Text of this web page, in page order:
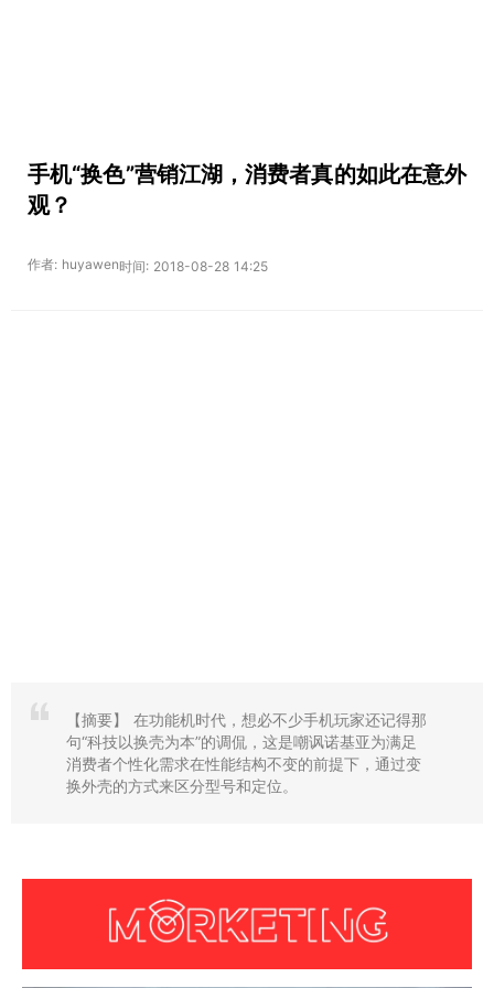
手机“换色”营销江湖，消费者真的如此在意外
观？
作者: huyawen时间: 2018-08-28 14:25
【摘要】
在功能机时代，想必不少手机玩家还记得那
句“科技以换壳为本”的调侃，这是嘲讽诺基亚为满足
消费者个性化需求在性能结构不变的前提下，通过变
换外壳的方式来区分型号和定位。